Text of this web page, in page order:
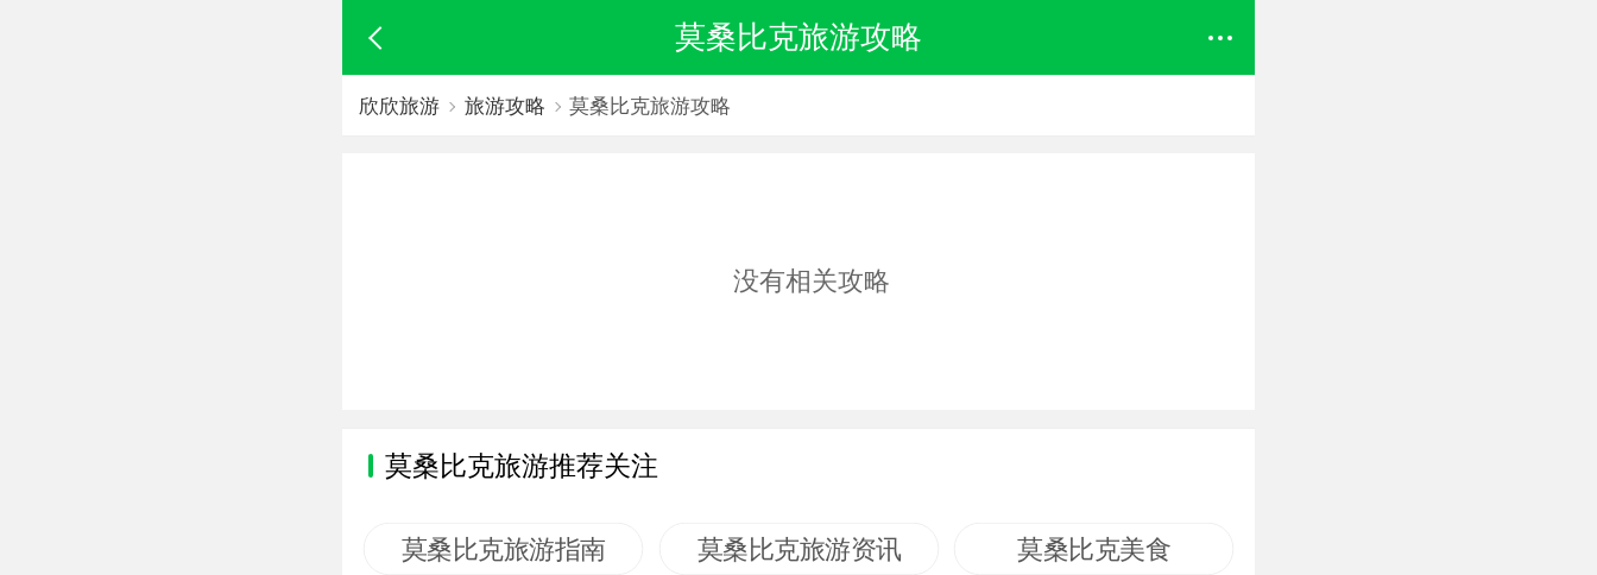
莫桑比克旅游攻略
欣欣旅游 旅游攻略 莫桑比克旅游攻略
没有相关攻略
莫桑比克旅游推荐关注
莫桑比克旅游指南 莫桑比克旅游资讯 莫桑比克美食